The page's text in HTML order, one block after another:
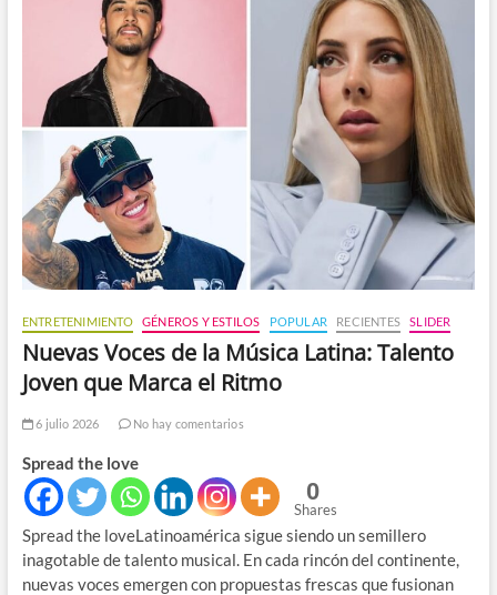
ENTRETENIMIENTO GÉNEROS Y ESTILOS POPULAR RECIENTES SLIDER
Nuevas Voces de la Música Latina: Talento
Joven que Marca el Ritmo
6 julio 2026 No hay comentarios
Spread the love
0
Shares
Spread the loveLatinoamérica sigue siendo un semillero
inagotable de talento musical. En cada rincón del continente,
nuevas voces emergen con propuestas frescas que fusionan